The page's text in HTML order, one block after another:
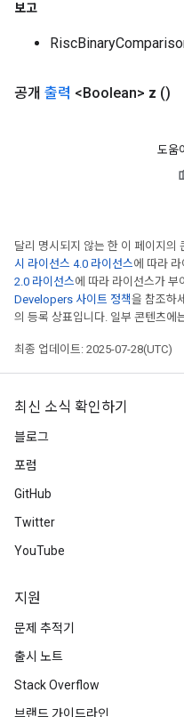
보고
공개 출력 <Boolean> z ()
도움
달리 명시되지 않는 한 이 페이지의
시 라이선스 4.0 라이선스에 따라
2.0 라이선스에 따라 라이선스가 부
Developers 사이트 정책을 참조하
의 등록 상표입니다. 일부 콘텐츠에
최종 업데이트: 2025-07-28(UTC)
최신 소식 확인하기
블로그
포럼
GitHub
Twitter
YouTube
지원
문제 추적기
출시 노트
Stack Overflow
브랜드 가이드라인